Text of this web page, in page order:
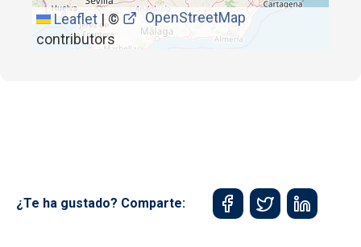
Leaflet | ©
OpenStreetMap
contributors
¿Te ha gustado? Comparte: